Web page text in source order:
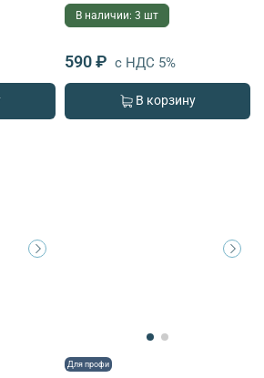
В наличии: 3 шт
590 ₽ с НДС 5%
В корзину
Для профи